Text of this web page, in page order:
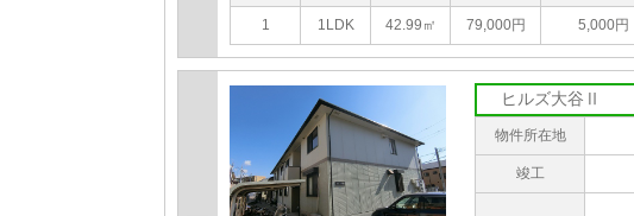
1 1LDK 42.99㎡ 79,000円 5,000円
ヒルズ大谷Ⅱ
物件所在地
竣工